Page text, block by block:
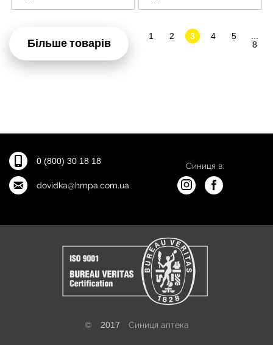
Більше товарів
1 2 3 4 5
8
0 (800) 30 18 18
dovidka@hmpa.com.ua
Синиця в:
© 2017 Синиця аптека